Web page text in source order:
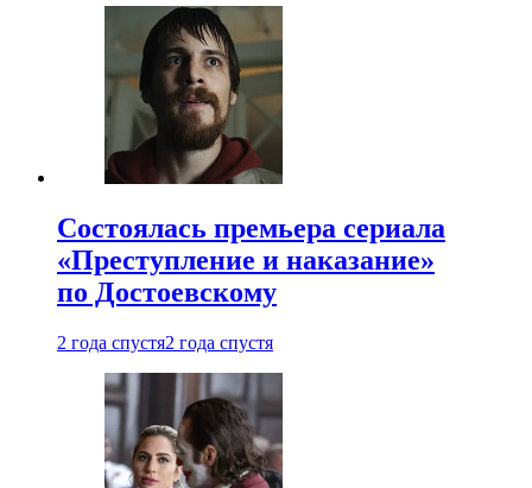
Состоялась премьера сериала
«Преступление и наказание»
по Достоевскому
2 года спустя2 года спустя